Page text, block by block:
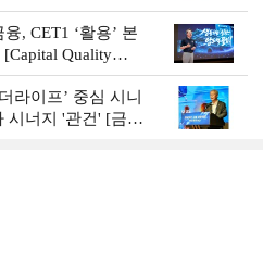
, CET1 ‘활용’ 본
[Capital Quality
라이프’ 중심 시니
시너지 '관건' [금융